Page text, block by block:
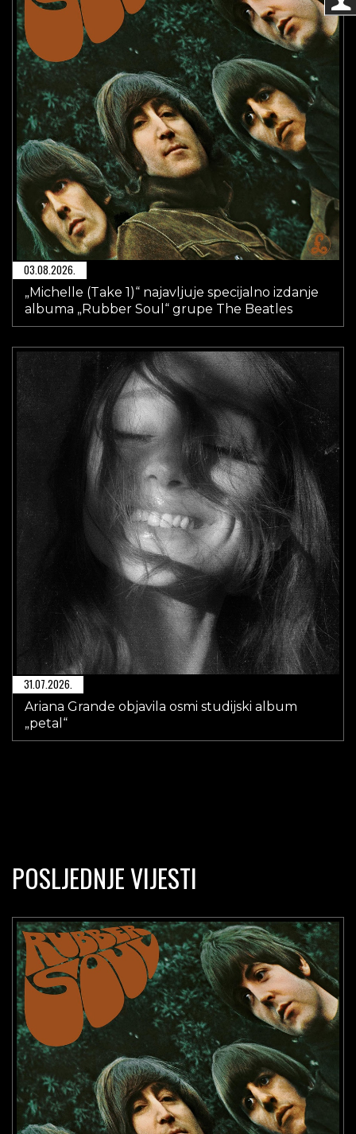
03.08.2026.
„Michelle (Take 1)“ najavljuje specijalno izdanje
albuma „Rubber Soul“ grupe The Beatles
31.07.2026.
Ariana Grande objavila osmi studijski album
„petal“
POSLJEDNJE VIJESTI